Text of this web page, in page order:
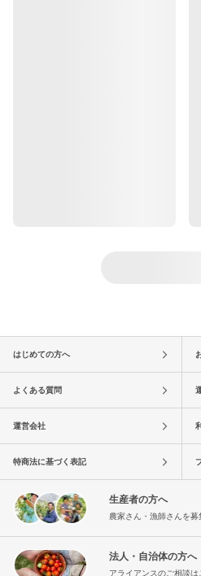
はじめての方へ
よくある質問
運営会社
特商法に基づく表記
生産者の方へ
農家さん・漁師さんを募
法人・自治体の方へ
アライアンスのご相談は